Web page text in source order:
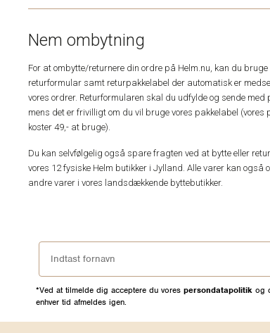
Nem ombytning
For at ombytte/returnere din ordre på Helm.nu, kan du bruge
returformular samt returpakkelabel der automatisk er
vores ordrer. Returformularen skal du udfylde og sende med
mens det er frivilligt om du vil bruge vores pakkelabel (vores
koster 49,- at bruge).
Du kan selvfølgelig også spare fragten ved at bytte eller
vores 12 fysiske Helm butikker i Jylland. Alle varer kan også
andre varer i vores landsdækkende byttebutikker.
*Ved at tilmelde dig acceptere du vores persondatapolitik og
enhver tid afmeldes igen.